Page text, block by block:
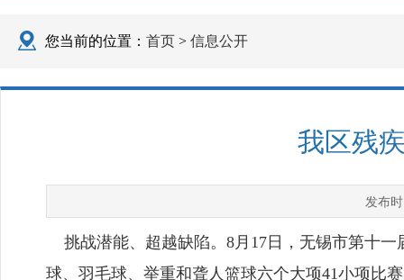
您当前的位置： 首页 > 信息公开
我区残
发布
挑战潜能、超越缺陷。8月17日，无锡市第十一
球、羽毛球、举重和聋人篮球六个大项41小项比